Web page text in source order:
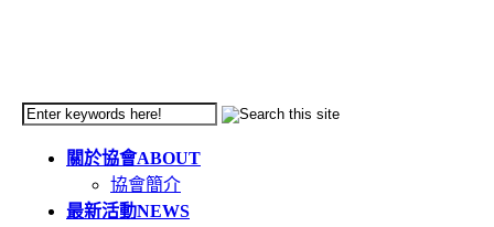
關於協會ABOUT
協會簡介
最新活動NEWS